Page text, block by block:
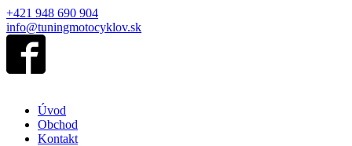
+421 948 690 904
info@tuningmotocyklov.sk
Úvod
Obchod
Kontakt